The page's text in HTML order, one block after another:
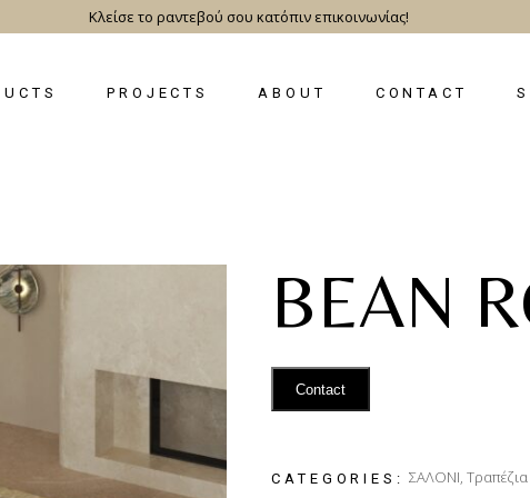
Κλείσε το ραντεβού σου κατόπιν επικοινωνίας!
PROJECTS ABOUT CONTACT
BEAN
Contact
CATEGORIES: ΣΑΛΟΝΙ,